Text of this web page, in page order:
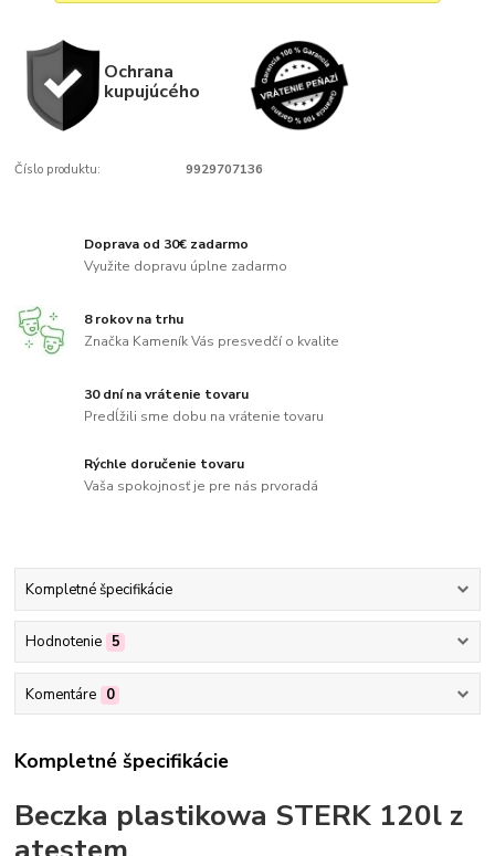
Ochrana
kupujúcého
Číslo produktu: 9929707136
Doprava od 30€ zadarmo
Využite dopravu úplne zadarmo
8 rokov na trhu
Značka Kameník Vás presvedčí o kvalite
30 dní na vrátenie tovaru
Predĺžili sme dobu na vrátenie tovaru
Rýchle doručenie tovaru
Vaša spokojnosť je pre nás prvoradá
Kompletné špecifikácie
Hodnotenie 5
Komentáre 0
Kompletné špecifikácie
Beczka plastikowa STERK 120l z